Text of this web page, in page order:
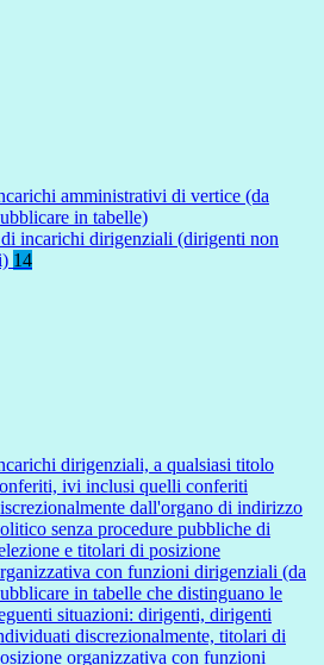
amministrativi di vertice (da
in tabelle)
incarichi dirigenziali (dirigenti non
14
dirigenziali, a qualsiasi titolo
ivi inclusi quelli conferiti
dall'organo di indirizzo
senza procedure pubbliche di
e titolari di posizione
con funzioni dirigenziali (da
in tabelle che distinguano le
situazioni: dirigenti, dirigenti
discrezionalmente, titolari di
organizzativa con funzioni